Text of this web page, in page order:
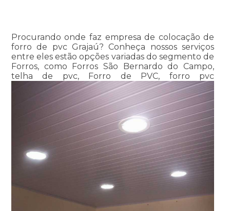
Procurando onde faz empresa de colocação de
forro de pvc Grajaú? Conheça nossos serviços
entre eles estão opções variadas do segmento de
Forros, como Forros São Bernardo do Campo,
telha de pvc, Forro de PVC, forro pvc